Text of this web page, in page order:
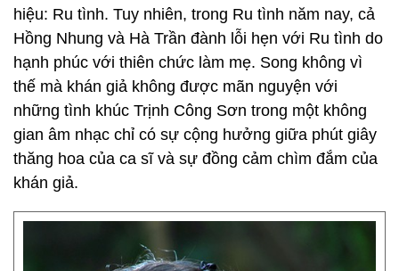
hiệu: Ru tình. Tuy nhiên, trong Ru tình năm nay, cả
Hồng Nhung và Hà Trần đành lỗi hẹn với Ru tình do
hạnh phúc với thiên chức làm mẹ. Song không vì
thế mà khán giả không được mãn nguyện với
những tình khúc Trịnh Công Sơn trong một không
gian âm nhạc chỉ có sự cộng hưởng giữa phút giây
thăng hoa của ca sĩ và sự đồng cảm chìm đắm của
khán giả.